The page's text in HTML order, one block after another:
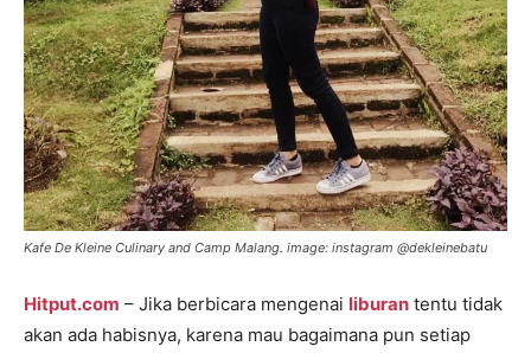
Kafe De Kleine Culinary and Camp Malang. image: instagram @dekleinebatu
Hitput.com – Jika berbicara mengenai liburan tentu tidak
akan ada habisnya, karena mau bagaimana pun setiap